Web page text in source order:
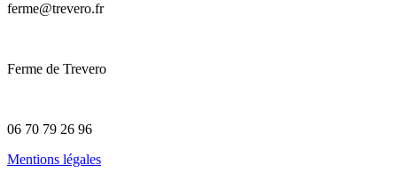
ferme@trevero.fr
Ferme de Trevero
06 70 79 26 96
Mentions légales